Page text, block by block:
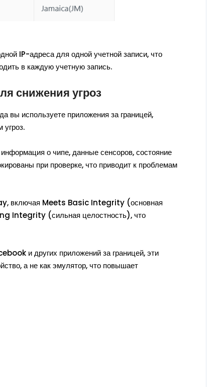
IP-адреса для одной учетной записи, что
в каждую учетную запись.
снижения угроз
вы используете приложения за границей,
угроз.
о чипе, данные сенсоров, состояние
при проверке, что приводит к проблемам
включая Meets Basic Integrity (основная
Integrity (сильная целостность), что
и других приложений за границей, эти
а не как эмулятор, что повышает